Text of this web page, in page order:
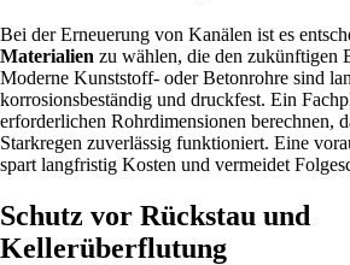
Bei der Erneuerung von Kanälen ist es
Materialien zu wählen, die den zukünftigen
Moderne Kunststoff- oder Betonrohre sind
korrosionsbeständig und druckfest. Ein
erforderlichen Rohrdimensionen berechnen,
Starkregen zuverlässig funktioniert. Eine
spart langfristig Kosten und vermeidet
Schutz vor Rückstau und
Kellerüberflutung